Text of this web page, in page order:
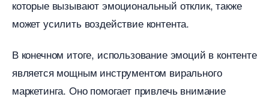
которые вызывают эмоциональный отклик, также
может усилить воздействие контента.
конечном итоге, использование эмоций в контенте
является мощным инструментом вирального
маркетинга. Оно помогает привлечь внимание